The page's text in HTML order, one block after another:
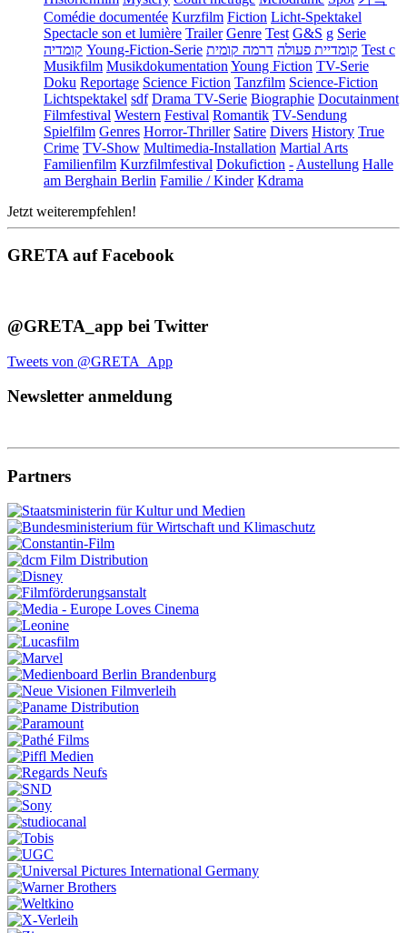
Comédie documentée Kurzfilm Fiction Licht-Spektakel
Spectacle son et lumière Trailer Genre Test G&S g Serie
קומדיה Young-Fiction-Serie קומדיית פעולה דרמה קומית
Test c
Musikfilm Musikdokumentation Young Fiction TV-Serie
Doku Reportage Science Fiction Tanzfilm Science-Fiction
Lichtspektakel sdf Drama TV-Serie Biographie Docutainment
Filmfestival Western Festival Romantik TV-Sendung
Spielfilm Genres Horror-Thriller Satire Divers History True
Crime TV-Show Multimedia-Installation Martial Arts
Familienfilm Kurzfilmfestival Dokufiction - Austellung Halle
am Berghain Berlin Familie / Kinder Kdrama
Jetzt weiterempfehlen!
GRETA auf Facebook
@GRETA_app bei Twitter
Tweets von @GRETA_App
Newsletter anmeldung
Partners